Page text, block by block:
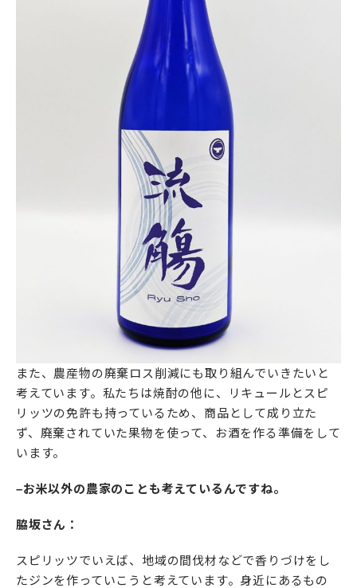
また、農産物の廃棄ロス削減にも取り組んでいきたいと
考えています。私たちは焼酎の他に、リキュールとスピ
リッツの免許も持っているため、商品として成り立た
ず、廃棄されていた果物を使って、お酒を作る準備をして
います。
–お米以外の農家のことも考えているんですね。
脇坂さん：
スピリッツでいえば、地域の間伐材などで香りづけをし
たジンを作っていこうと考えています。身近にあるもの